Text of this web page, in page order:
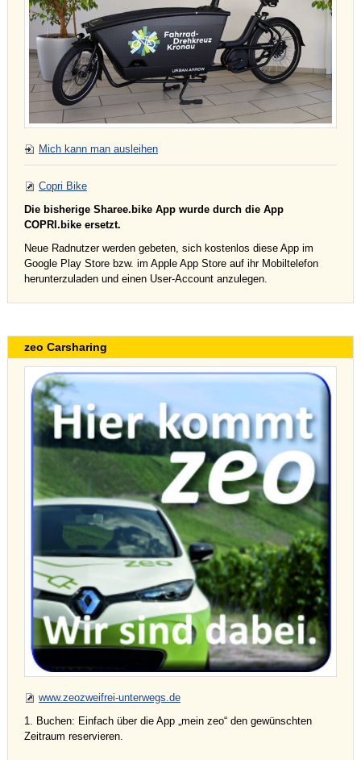
Mich kann man ausleihen
Copri Bike
Die bisherige Sharee.bike App wurde durch die App
COPRI.bike ersetzt.
Neue Radnutzer werden gebeten, sich kostenlos diese App im
Google Play Store bzw. im Apple App Store auf ihr Mobiltelefon
herunterzuladen und einen User-Account anzulegen.
zeo Carsharing
www.zeozweifrei-unterwegs.de
1. Buchen: Einfach über die App „mein zeo“ den gewünschten
Zeitraum reservieren.